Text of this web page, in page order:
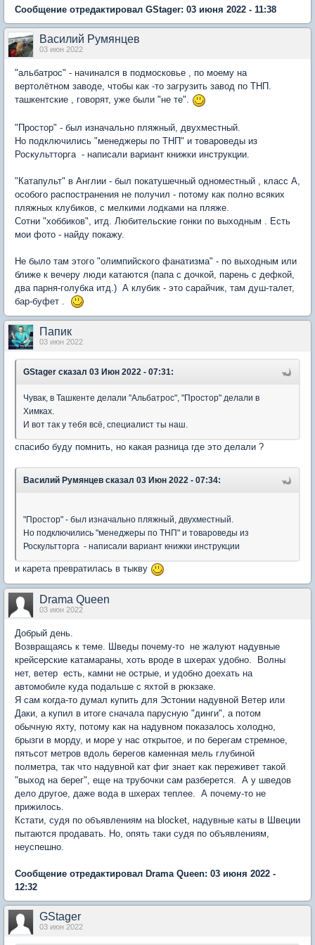
Сообщение отредактировал GStager: 03 июня 2022 - 11:38
Василий Румянцев
03 июн 2022
"альбатрос" - начинался в подмосковье , по моему на
вертолётном заводе, чтобы как -то загрузить завод по ТНП.
ташкентские , говорят, уже были "не те".
"Простор" - был изначально пляжный, двухместный.
Но подключились "менеджеры по ТНП" и товароведы из
Роскультторга - написали вариант книжки инструкции.
"Катапульт" в Англии - был покатушечный одноместный , класс А,
особого распостранения не получил - потому как полно всяких
пляжных клубиков, с мелкими лодками на пляже.
Сотни "хоббиков", итд. Любительские гонки по выходным . Есть
мои фото - найду покажу.
Не было там этого "олимпийского фанатизма" - по выходным или
ближе к вечеру люди катаются (папа с дочкой, парень с дефкой,
два парня-голубка итд.) А клубик - это сарайчик, там душ-талет,
бар-буфет .
Папик
03 июн 2022
GStager сказал 03 Июн 2022 - 07:31:
Чувак, в Ташкенте делали "Альбатрос", "Простор" делали в
Химках.
И вот так у тебя всё, специалист ты наш.
спасибо буду помнить, но какая разница где это делали ?
Василий Румянцев сказал 03 Июн 2022 - 07:34:
"Простор" - был изначально пляжный, двухместный.
Но подключились "менеджеры по ТНП" и товароведы из
Роскультторга - написали вариант книжки инструкции
и карета превратилась в тыкву
Drama Queen
03 июн 2022
Добрый день.
Возвращаясь к теме. Шведы почему-то не жалуют надувные
крейсерские катамараны, хоть вроде в шхерах удобно. Волны
нет, ветер есть, камни не острые, и удобно доехать на
автомобиле куда подальше с яхтой в рюкзаке.
Я сам когда-то думал купить для Эстонии надувной Ветер или
Даки, а купил в итоге сначала парусную "динги", а потом
обычную яхту, потому как на надувном показалось холодно,
брызги в морду, и море у нас открытое, и по берегам стремное,
пятьсот метров вдоль берегов каменная мель глубиной
полметра, так что надувной кат фиг знает как переживет такой
"выход на берег", еще на трубочки сам разберется. А у шведов
дело другое, даже вода в шхерах теплее. А почему-то не
прижилось.
Кстати, судя по объявлениям на blocket, надувные каты в Швеции
пытаются продавать. Но, опять таки судя по объявлениям,
неуспешно.
Сообщение отредактировал Drama Queen: 03 июня 2022 -
12:32
GStager
03 июн 2022